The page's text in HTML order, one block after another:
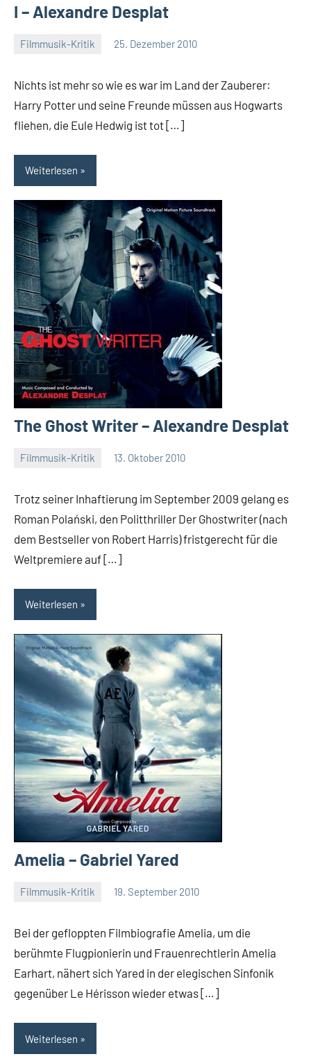
I – Alexandre Desplat
Filmmusik-Kritik 25. Dezember 2010
Nichts ist mehr so wie es war im Land der Zauberer:
Harry Potter und seine Freunde müssen aus Hogwarts
fliehen, die Eule Hedwig ist tot […]
Weiterlesen
The Ghost Writer – Alexandre Desplat
Filmmusik-Kritik 13. Oktober 2010
Trotz seiner Inhaftierung im September 2009 gelang es
Roman Polański, den Politthriller Der Ghostwriter (nach
dem Bestseller von Robert Harris) fristgerecht für die
Weltpremiere auf […]
Weiterlesen
Amelia – Gabriel Yared
Filmmusik-Kritik 19. September 2010
Bei der gefloppten Filmbiografie Amelia, um die
berühmte Flugpionierin und Frauenrechtlerin Amelia
Earhart, nähert sich Yared in der elegischen Sinfonik
gegenüber Le Hérisson wieder etwas […]
Weiterlesen